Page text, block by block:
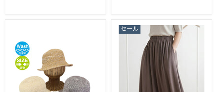
セール